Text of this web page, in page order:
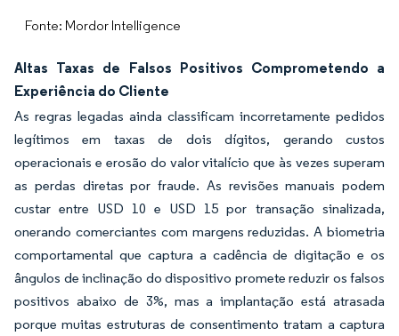
Fonte: Mordor Intelligence
Altas Taxas de Falsos Positivos Comprometendo a
Experiência do Cliente
As regras legadas ainda classificam incorretamente pedidos
legítimos em taxas de dois dígitos, gerando custos
operacionais e erosão do valor vitalício que às vezes superam
as perdas diretas por fraude. As revisões manuais podem
custar entre USD 10 e USD 15 por transação sinalizada,
onerando comerciantes com margens reduzidas. A biometria
comportamental que captura a cadência de digitação e os
ângulos de inclinação do dispositivo promete reduzir os falsos
positivos abaixo de 3%, mas a implantação está atrasada
porque muitas estruturas de consentimento tratam a captura